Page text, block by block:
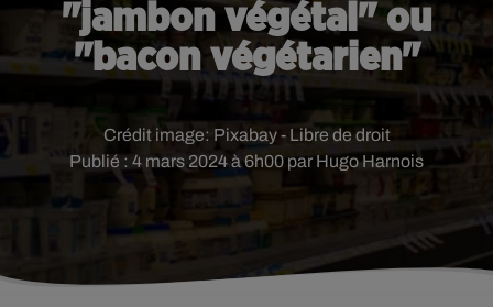
"jambon végétal" ou
"bacon végétarien"
Publié : 4 mars 2024 à 6h00 par Hugo Harnois
Crédit image: Pixabay - Libre de droit